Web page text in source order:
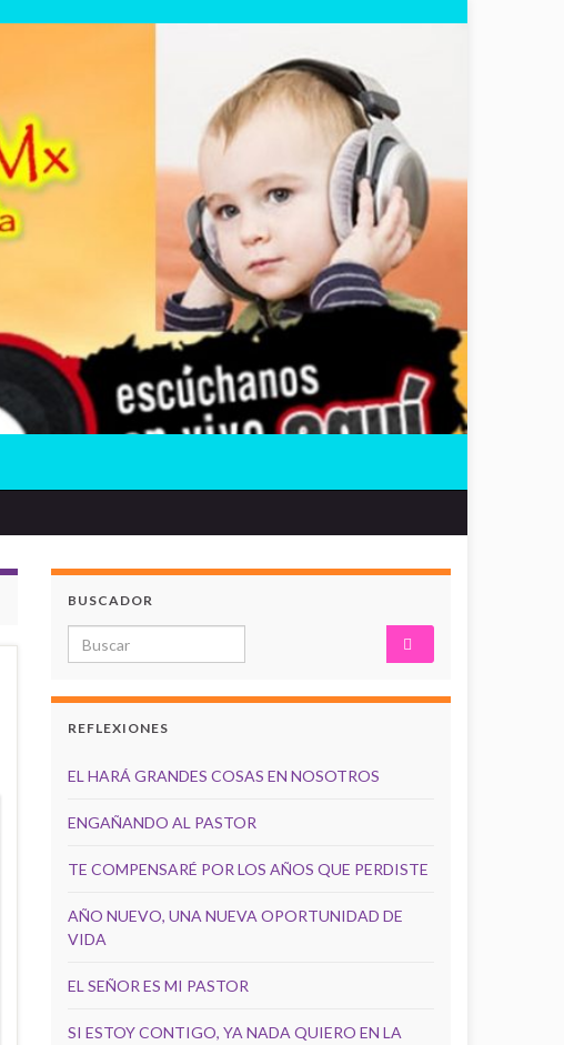
BUSCADOR
Search for:
REFLEXIONES
EL HARÁ GRANDES COSAS EN NOSOTROS
ENGAÑANDO AL PASTOR
TE COMPENSARÉ POR LOS AÑOS QUE PERDISTE
AÑO NUEVO, UNA NUEVA OPORTUNIDAD DE
VIDA
EL SEÑOR ES MI PASTOR
SI ESTOY CONTIGO, YA NADA QUIERO EN LA